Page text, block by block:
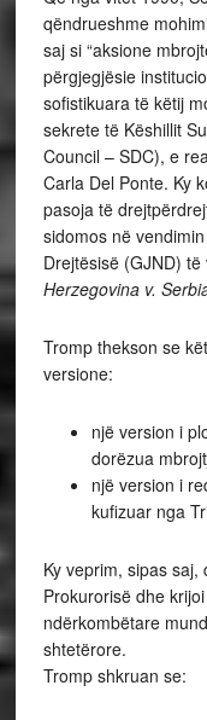
qëndrueshme
saj si “aksione
përgjegjësie
sofistikuara të këtij
sekrete të Këshillit
Council – SDC), e
Carla Del Ponte. Ky
pasoja të
sidomos në
Drejtësisë (GJND)
Herzegovina v.
Tromp thekson se
versione:
një version i
dorëzua
një version i
kufizuar nga
Ky veprim, sipas
Prokurorisë dhe
ndërkombëtare
shtetërore.
Tromp shkruan se: